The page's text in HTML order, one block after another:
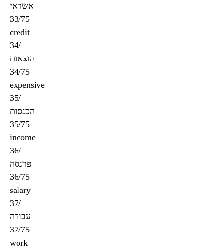
אשראי
33/75
credit
34/
הוצאות
34/75
expensive
35/
הכנסות
35/75
income
36/
פּרנסה
36/75
salary
37/
עבודה
37/75
work